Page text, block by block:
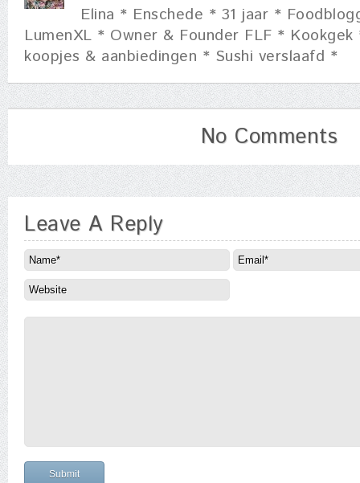
Elina * Enschede * 31 jaar *
LumenXL * Owner & Founder FLF *
koopjes & aanbiedingen * Sushi verslaafd *
No Comments
Leave A Reply